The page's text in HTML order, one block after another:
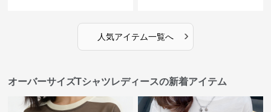
人気アイテム一覧へ ›
オーバーサイズTシャツレディースの新着アイテム